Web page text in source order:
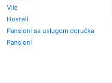
Vile
Hosteli
Pansioni sa uslugom doručka
Pansioni